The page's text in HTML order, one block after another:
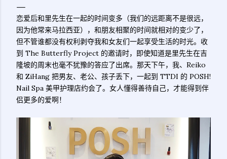
恋爱后和里先生在一起的时间变多（我们的远距离不是很远，
因为他常来马拉西亚），和朋友相聚的时间就相对的变少了，
但不管谁都没有权利剥夺我和女友们一起享受生活的时光。收
到 The Butterfly Project 的邀请时，即使知道是里先生在吉
隆坡的周末也毫不犹豫的答应了出席。那天下午，我、Reiko
和 ZiHang 把男友、老公、孩子丢下，一起到 TTDI 的 POSH!
Nail Spa 美甲护理店约会了。女人懂得善待自己，才能得到伴
侣更多的爱啊！